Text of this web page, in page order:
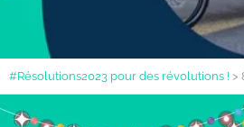
#Résolutions2023 pour des révolutions ! >